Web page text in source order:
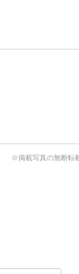
※掲載写真の無断転